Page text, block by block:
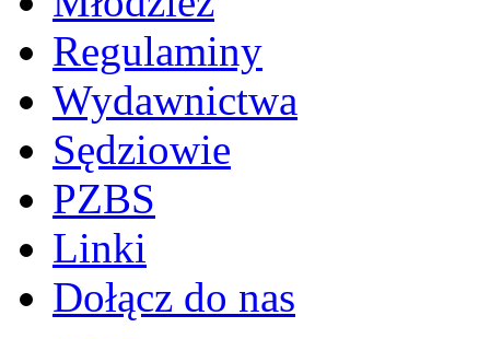
Regulaminy
Wydawnictwa
Sędziowie
PZBS
Linki
Dołącz do nas